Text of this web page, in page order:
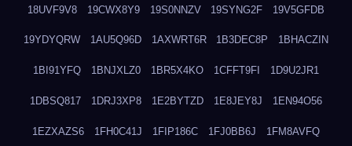
18UVF9V8 19CWX8Y9 19S0NNZV 19SYNG2F 19V5GFDB
19YDYQRW 1AU5Q96D 1AXWRT6R 1B3DEC8P 1BHACZIN
1BI91YFQ 1BNJXLZ0 1BR5X4KO 1CFFT9FI 1D9U2JR1
1DBSQ817 1DRJ3XP8 1E2BYTZD 1E8JEY8J 1EN94O56
1EZXAZS6 1FH0C41J 1FIP186C 1FJ0BB6J 1FM8AVFQ